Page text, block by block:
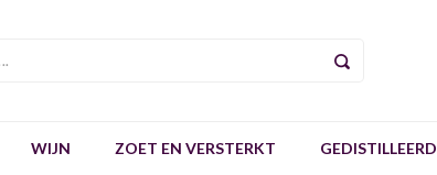
WIJN ZOET EN VERSTERKT GEDISTILLEERD